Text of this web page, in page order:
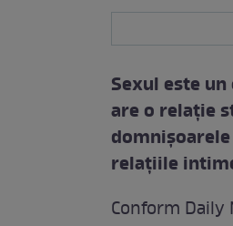
Sexul este
are o relaţie
relaţiile
Conform Daily